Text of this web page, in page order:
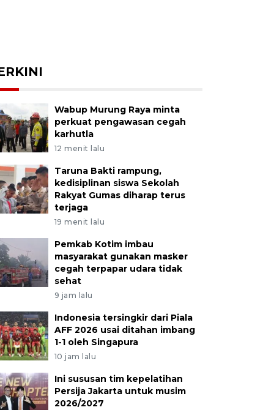
Wabup Murung Raya minta
perkuat pengawasan cegah
karhutla
12 menit lalu
Taruna Bakti rampung,
kedisiplinan siswa Sekolah
Rakyat Gumas diharap terus
terjaga
19 menit lalu
Pemkab Kotim imbau
masyarakat gunakan masker
cegah terpapar udara tidak
sehat
9 jam lalu
Indonesia tersingkir dari Piala
AFF 2026 usai ditahan imbang
1-1 oleh Singapura
10 jam lalu
Ini sususan tim kepelatihan
Persija Jakarta untuk musim
2026/2027